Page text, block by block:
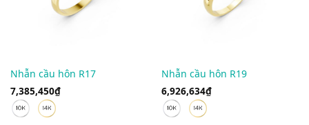
Nhẫn cầu hôn R17
7,385,450₫
Nhẫn cầu hôn R19
6,926,634₫